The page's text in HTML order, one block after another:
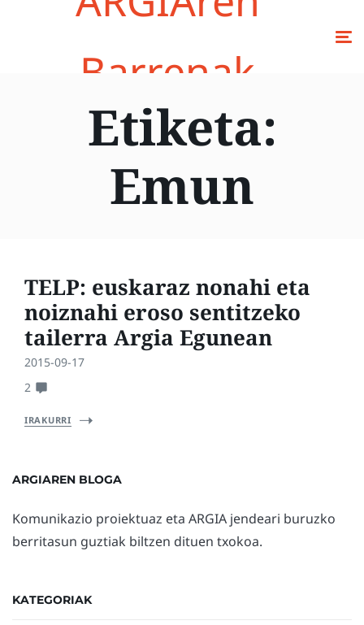
Barrenak
Etiketa:
Emun
TELP: euskaraz nonahi eta
noiznahi eroso sentitzeko
tailerra Argia Egunean
2015-09-17
2
IRAKURRI
ARGIAREN BLOGA
Komunikazio proiektuaz eta ARGIA jendeari buruzko
berritasun guztiak biltzen dituen txokoa.
KATEGORIAK